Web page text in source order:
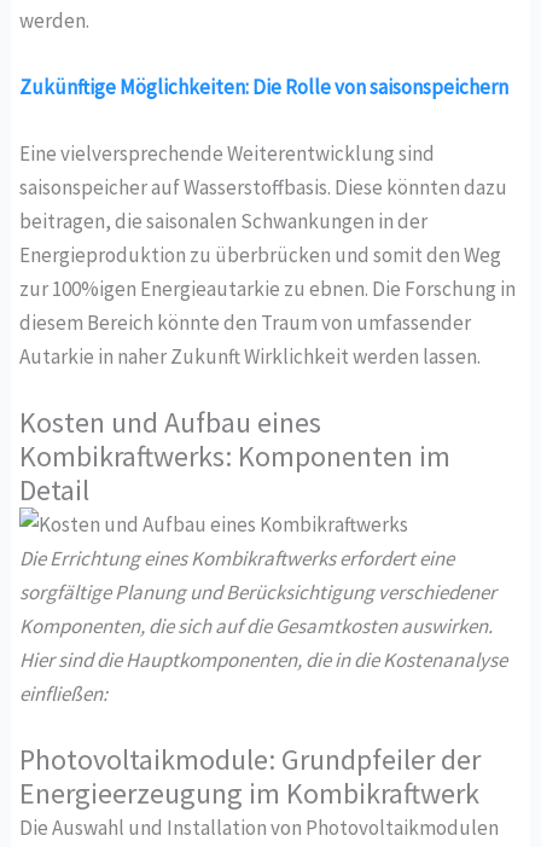
werden.
Zukünftige Möglichkeiten: Die Rolle von saisonspeichern
Eine vielversprechende Weiterentwicklung sind
saisonspeicher auf Wasserstoffbasis. Diese könnten dazu
beitragen, die saisonalen Schwankungen in der
Energieproduktion zu überbrücken und somit den Weg
zur 100%igen Energieautarkie zu ebnen. Die Forschung in
diesem Bereich könnte den Traum von umfassender
Autarkie in naher Zukunft Wirklichkeit werden lassen.
Kosten und Aufbau eines
Kombikraftwerks: Komponenten im
Detail
Die Errichtung eines Kombikraftwerks erfordert eine
sorgfältige Planung und Berücksichtigung verschiedener
Komponenten, die sich auf die Gesamtkosten auswirken.
Hier sind die Hauptkomponenten, die in die Kostenanalyse
einfließen:
Photovoltaikmodule: Grundpfeiler der
Energieerzeugung im Kombikraftwerk
Die Auswahl und Installation von Photovoltaikmodulen